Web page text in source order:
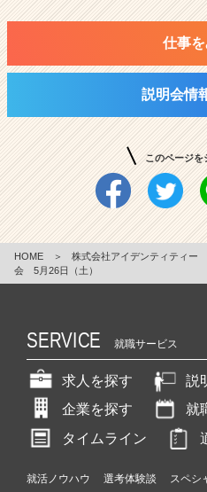
仕事
説明会情
このページを
HOME ＞ 株式会社アイデンティティー
会 5月26日（土）
SERVICE 就職サービス
求人を探す
説
企業を探す
就
タイムライン
就活ノウハウ 選考体験談 スペシ